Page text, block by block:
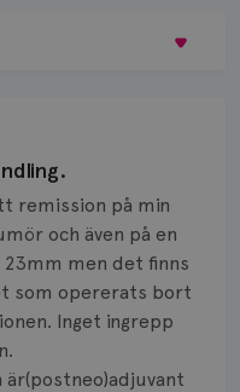
remission på min
och även på en
men det finns
som opererats bort
Inget ingrepp